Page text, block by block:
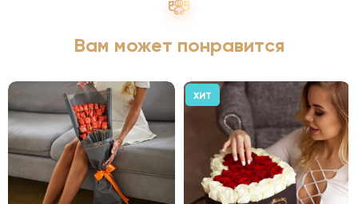
Вам может понравится
ХИТ